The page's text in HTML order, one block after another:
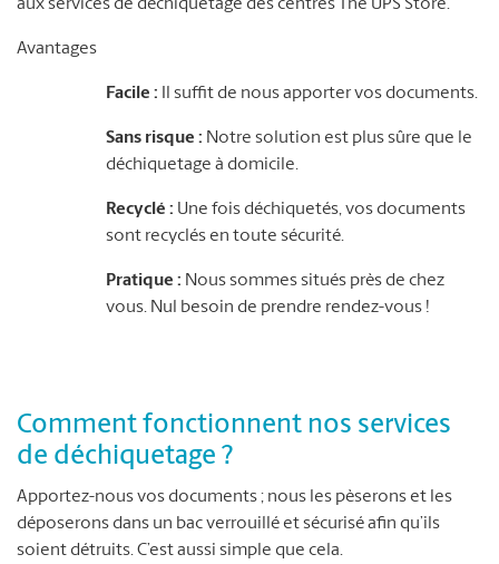
aux services de déchiquetage des centres The UPS Store.
Avantages
Facile : Il suffit de nous apporter vos documents.
Sans risque : Notre solution est plus sûre que le
déchiquetage à domicile.
Recyclé : Une fois déchiquetés, vos documents
sont recyclés en toute sécurité.
Pratique : Nous sommes situés près de chez
vous. Nul besoin de prendre rendez-vous !
Comment fonctionnent nos services
de déchiquetage ?
Apportez-nous vos documents ; nous les pèserons et les
déposerons dans un bac verrouillé et sécurisé afin qu’ils
soient détruits. C’est aussi simple que cela.